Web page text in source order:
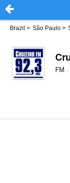
Brazil > São Paulo >
FM